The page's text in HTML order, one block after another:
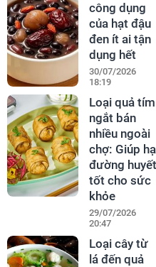
công dụng
của hạt đậu
đen ít ai tận
dụng hết
30/07/2026
18:19
Loại quả tím
ngắt bán
nhiều ngoài
chợ: Giúp hạ
đường
tốt cho sức
khỏe
29/07/2026
20:47
Loại cây từ
lá đến quả